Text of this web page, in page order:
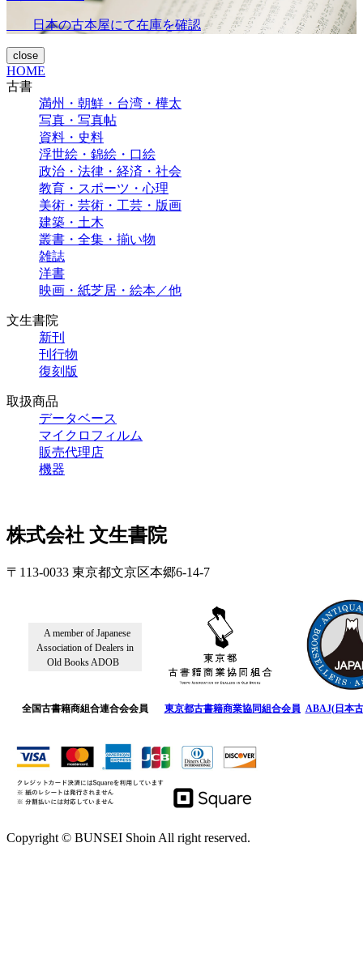
日本の古本屋にて在庫を確認
close
HOME
古書
満州・朝鮮・台湾・樺太
写真・写真帖
資料・史料
浮世絵・錦絵・口絵
政治・法律・経済・社会
教育・スポーツ・心理
美術・芸術・工芸・版画
建築・土木
叢書・全集・揃い物
雑誌
洋書
映画・紙芝居・絵本／他
文生書院
新刊
刊行物
復刻版
取扱商品
データベース
マイクロフィルム
販売代理店
機器
株式会社 文生書院
〒113-0033 東京都文京区本郷6-14-7
A member of Japanese
Association of Dealers in
Old Books ADOB
全国古書籍商組合連合会会員 東京都古書籍商業協同組合会員 ABAJ(日本
Copyright © BUNSEI Shoin All right reserved.